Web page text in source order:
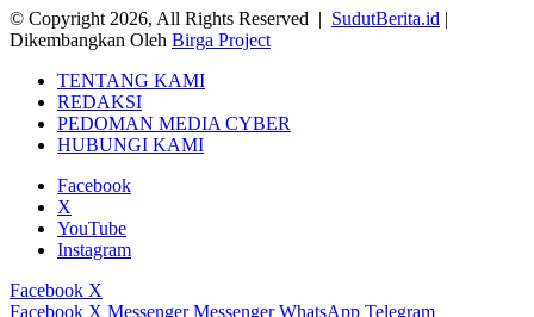
© Copyright 2026, All Rights Reserved | SudutBerita.id |
Dikembangkan Oleh Birga Project
TENTANG KAMI
REDAKSI
PEDOMAN MEDIA CYBER
HUBUNGI KAMI
Facebook
X
YouTube
Instagram
Facebook X
Facebook X Messenger Messenger WhatsApp Telegram